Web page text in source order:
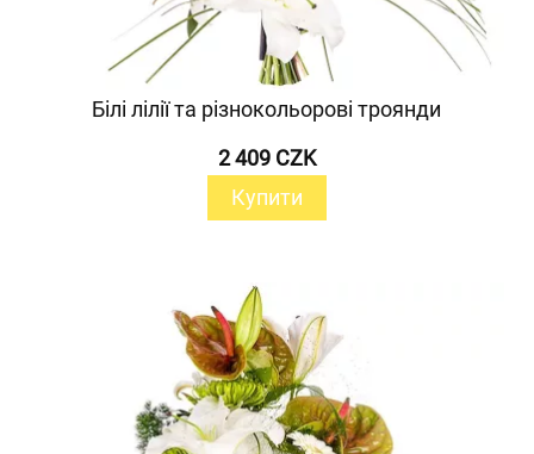
Білі лілії та різнокольорові троянди
2 409 CZK
Купити